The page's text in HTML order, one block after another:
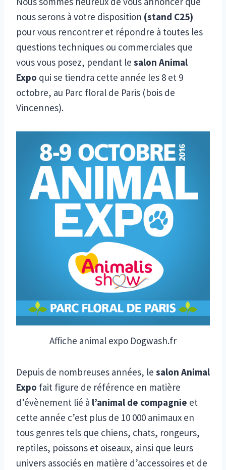
nous serons à votre disposition (stand C25)
pour vous rencontrer et répondre à toutes les
questions techniques ou commerciales que
vous vous posez, pendant le salon Animal
Expo qui se tiendra cette année les 8 et 9
octobre, au Parc floral de Paris (bois de
Vincennes).
Affiche animal expo Dogwash.fr
Depuis de nombreuses années, le salon Animal
Expo fait figure de référence en matière
d’évènement lié à l’animal de compagnie et
cette année c’est plus de 10 000 animaux en
tous genres tels que chiens, chats, rongeurs,
reptiles, poissons et oiseaux, ainsi que leurs
univers associés en matière d’accessoires et de